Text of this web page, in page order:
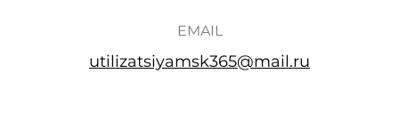
EMAIL
utilizatsiyamsk365@mail.ru